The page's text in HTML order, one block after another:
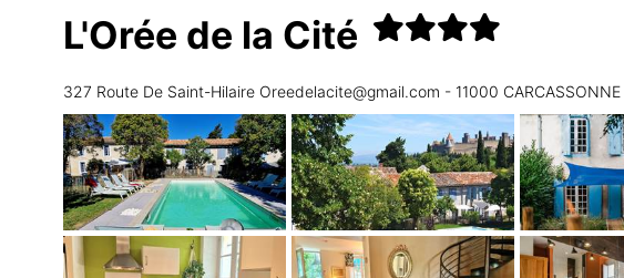
L'Orée de la Cité
327 Route De Saint-Hilaire Oreedelacite@gmail.com - 11000 CARCASSONNE